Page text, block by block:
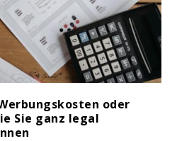
Urlaub: Wann
oder
Sie ganz legal